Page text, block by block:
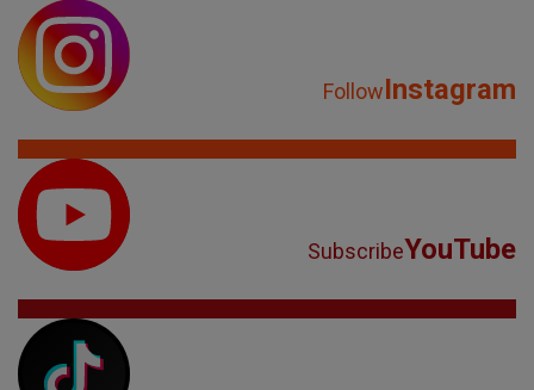
FollowInstagram
SubscribeYouTube